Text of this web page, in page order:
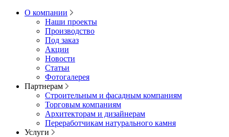
О компании
Наши проекты
Производство
Под заказ
Акции
Новости
Статьи
Фотогалерея
Партнерам
Строительным и фасадным компаниям
Торговым компаниям
Архитекторам и дизайнерам
Переработчикам натурального камня
Услуги